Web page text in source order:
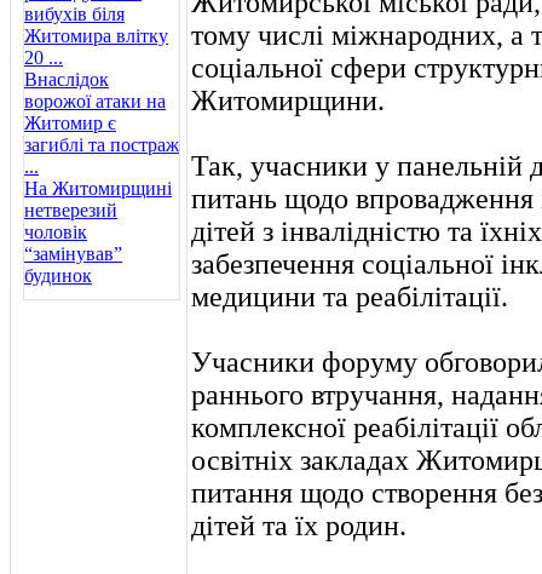
вибухів біля
Житомира влітку
20 ...
Внаслідок
ворожої атаки на
Житомир є
загиблі та постраж
...
На Житомирщині
нетверезий
чоловік
“замінував”
будинок
тому числі міжнародних, а
соціальної сфери
Житомирщини.
Так, учасники у панельній
питань щодо впровадження
дітей з інвалідністю та
забезпечення соціальної
медицини та реабілітації.
Учасники форуму
раннього втручання,
комплексної реабілітації
освітніх закладах
питання щодо створення
дітей та їх родин.